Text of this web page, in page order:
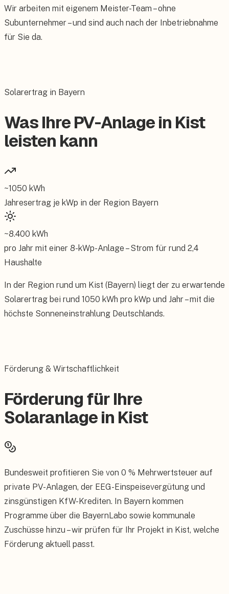
Wir arbeiten mit eigenem Meister-Team – ohne
Subunternehmer – und sind auch nach der Inbetriebnahme
für Sie da.
Solarertrag in Bayern
Was Ihre PV-Anlage in Kist
leisten kann
~1050 kWh
Jahresertrag je kWp in der Region Bayern
~8.400 kWh
pro Jahr mit einer 8-kWp-Anlage – Strom für rund 2,4
Haushalte
In der Region rund um Kist (Bayern) liegt der zu erwartende
Solarertrag bei rund 1050 kWh pro kWp und Jahr – mit die
höchste Sonneneinstrahlung Deutschlands.
Förderung & Wirtschaftlichkeit
Förderung für Ihre
Solaranlage in Kist
Bundesweit profitieren Sie von 0 % Mehrwertsteuer auf
private PV-Anlagen, der EEG-Einspeisevergütung und
zinsgünstigen KfW-Krediten. In Bayern kommen
Programme über die BayernLabo sowie kommunale
Zuschüsse hinzu – wir prüfen für Ihr Projekt in Kist, welche
Förderung aktuell passt.